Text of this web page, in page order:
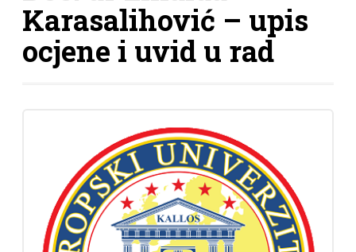
Karasalihović – upis
ocjene i uvid u rad